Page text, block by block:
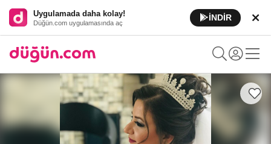
Uygulamada daha kolay!
Düğün.com uygulamasında aç
İNDİR